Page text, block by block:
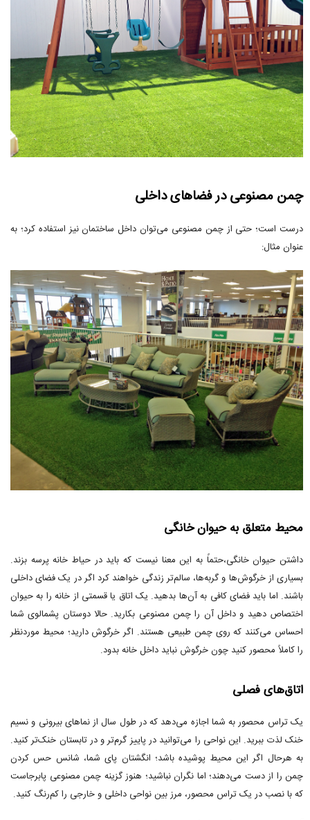
چمن مصنوعی در فضاهای داخلی
درست است؛ حتی از چمن مصنوعی می‌توان داخل ساختمان نیز استفاده کرد؛ به
عنوان مثال:
محیط متعلق به حیوان خانگی
داشتن حیوان خانگی،حتماً به این معنا نیست که باید در حیاط خانه پرسه بزند.
بسیاری از خرگوش‌ها و گربه‌ها، سالم‌تر زندگی خواهند کرد اگر در یک فضای داخلی
باشند. اما باید فضای کافی به آن‌ها بدهید. یک اتاق یا قسمتی از خانه را به حیوان
اختصاص دهید و داخل آن را چمن مصنوعی بکارید. حالا دوستان پشمالوی شما
احساس می‌کنند که روی چمن طبیعی هستند. اگر خرگوش دارید؛ محیط موردنظر
را کاملاً محصور کنید چون خرگوش نباید داخل خانه بدود.
اتاق‌های فصلی
یک تراس محصور به شما اجازه می‌دهد که در طول سال از نماهای بیرونی و نسیم
خنک لذت ببرید. این نواحی را می‌توانید در پاییز گرم‌تر و در تابستان خنک‌تر کنید.
به هرحال اگر این محیط پوشیده باشد؛ انگشتان پای شما، شانس حس کردن
چمن را از دست می‌دهند؛ اما نگران نباشید؛ هنوز گزینه چمن مصنوعی پابرجاست
که با نصب در یک تراس محصور، مرز بین نواحی داخلی و خارجی را کم‌رنگ کنید.